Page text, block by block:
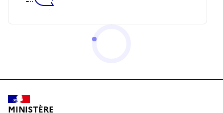
MINISTÈRE